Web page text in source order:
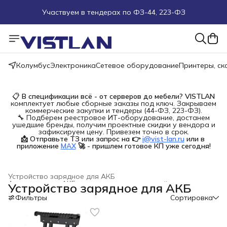
Участвуем в тендерах по ФЗ-44, 223-ФЗ
Поможем подобрать оборудование под ТЗ
Пуско-наладочные работы
Более 100 000 позиций в наличии и под заказ
КолумбусЭлектроникаСетевое оборудованиеПринтеры,
📋 В спецификации всё - от серверов до мебели? VISTLAN
комплектует любые сборные заказы под ключ. Закрываем
коммерческие закупки и тендеры (44-ФЗ, 223-ФЗ).
🔧 Подберем реестровое ИТ-оборудование, достанем
ушедшие бренды, получим проектные скидки у вендора и
зафиксируем цену. Привезем точно в срок.
📩 Отправьте ТЗ или запрос на 👉 i@vist-lan.ru или в
приложение MAX 🚀 - пришлем готовое КП уже сегодня!
Устройство зарядное для АКБ
АКБ и пуско-зарядные устройства ›
Автотовары
Главная ›
Устройство зарядное для АКБ
Фильтры Сортировка